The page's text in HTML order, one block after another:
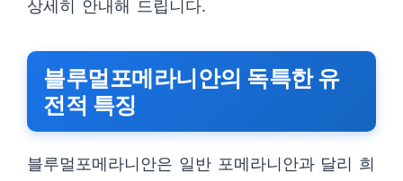
상세히 안내해 드립니다.
블루멀포메라니안의 독특한 유
전적 특징
블루멀포메라니안은 일반 포메라니안과 달리 희